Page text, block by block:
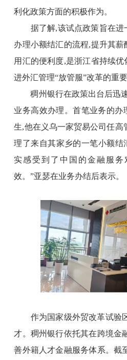
利化政策方面的积极作为。
据了解,该试点政策旨在
办理小额结汇的流程,提升其
用汇的便利度,是浙江省持续
进外汇管理“放管服”改革的重要
稠州银行在政策出台后迅
业务高效办理 。首笔业务的办
生,他在义乌一家贸易公司任高
理了来自其家乡的一笔小额结
实感受到了 中国的金融服务
效。”亚瑟在业务办结后表示。
作为国家级外贸改革试验
才。稠州银行依托其在跨境金
善外籍人才金融服务体系。截